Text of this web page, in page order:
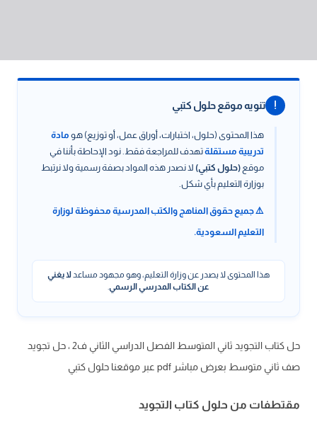
! تنويه موقع حلول كتبي
هذا المحتوى (حلول، اختبارات، أوراق عمل، أو توزيع) هو مادة
تدريبية مستقلةتهدف للمراجعة فقط. نود الإحاطة بأننا في
موقع (حلول كتبي) لا نصدر هذه المواد بصفة رسمية ولا نرتبط
بوزارة التعليم بأي شكل.
⚠️ جميع حقوق المناهج والكتب المدرسية محفوظة لوزارة
التعليم السعودية.
هذا المحتوى لا يصدر عن وزارة التعليم، وهو مجهود مساعدلا يغني
عن الكتاب المدرسي الرسمي.
حل كتاب التجويد ثاني المتوسط الفصل الدراسي الثاني ف2 ، حل تجويد
صف ثاني متوسط بعرض مباشر pdf عبر موقعنا حلول كتبي
مقتطفات من حلول كتاب التجويد